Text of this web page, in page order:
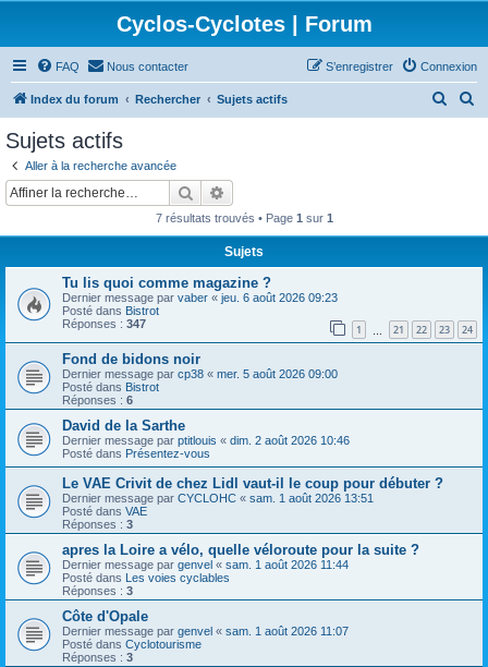
Cyclos-Cyclotes | Forum
FAQ Nous contacter Connexion
S’enregistrer
Index du forum Rechercher Sujets actifs
r
Sujets actifs
Aller à la recherche avancée
Rechercher
7 résultats trouvés • Page 1 sur 1
Sujets
Tu lis quoi comme magazine ?
Dernier message par vaber « jeu. 6 août 2026 09:23
Posté dans Bistrot
Réponses : 347 1 21 22 23 24
Fond de bidons noir
Dernier message par cp38 « mer. 5 août 2026 09:00
Posté dans Bistrot
Réponses : 6
David de la Sarthe
Dernier message par ptitlouis « dim. 2 août 2026 10:46
Posté dans Présentez-vous
Le VAE Crivit de chez Lidl vaut-il le coup pour débuter ?
Dernier message par CYCLOHC « sam. 1 août 2026 13:51
Posté dans VAE
Réponses : 3
apres la Loire a vélo, quelle véloroute pour la suite ?
Dernier message par genvel « sam. 1 août 2026 11:44
Posté dans Les voies cyclables
Réponses : 3
Côte d'Opale
Dernier message par genvel « sam. 1 août 2026 11:07
Posté dans Cyclotourisme
Réponses : 3